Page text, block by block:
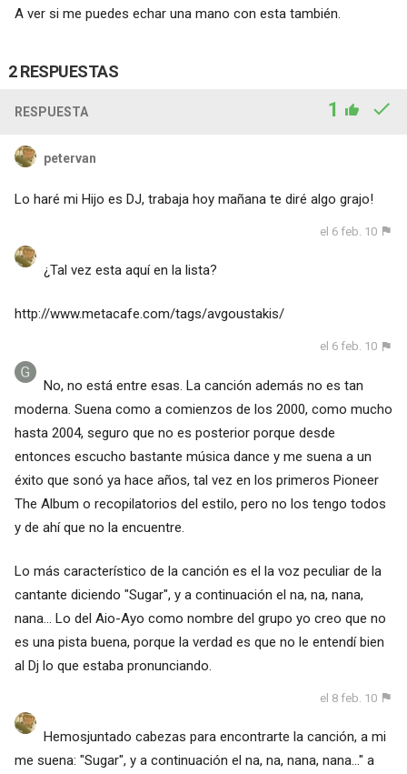
A ver si me puedes echar una mano con esta también.
2 RESPUESTAS
RESPUESTA 1
petervan
Lo haré mi Hijo es DJ, trabaja hoy mañana te diré algo grajo!
el 6 feb. 10
¿Tal vez esta aquí en la lista?
http://www.metacafe.com/tags/avgoustakis/
el 6 feb. 10
No, no está entre esas. La canción además no es tan
moderna. Suena como a comienzos de los 2000, como mucho
hasta 2004, seguro que no es posterior porque desde
entonces escucho bastante música dance y me suena a un
éxito que sonó ya hace años, tal vez en los primeros Pioneer
The Album o recopilatorios del estilo, pero no los tengo todos
y de ahí que no la encuentre.
Lo más característico de la canción es el la voz peculiar de la
cantante diciendo "Sugar", y a continuación el na, na, nana,
nana... Lo del Aio-Ayo como nombre del grupo yo creo que no
es una pista buena, porque la verdad es que no le entendí bien
al Dj lo que estaba pronunciando.
el 8 feb. 10
Hemosjuntado cabezas para encontrarte la canción, a mi
me suena: "Sugar", y a continuación el na, na, nana, nana..." a